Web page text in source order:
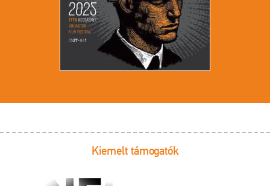
Kiemelt támogatók